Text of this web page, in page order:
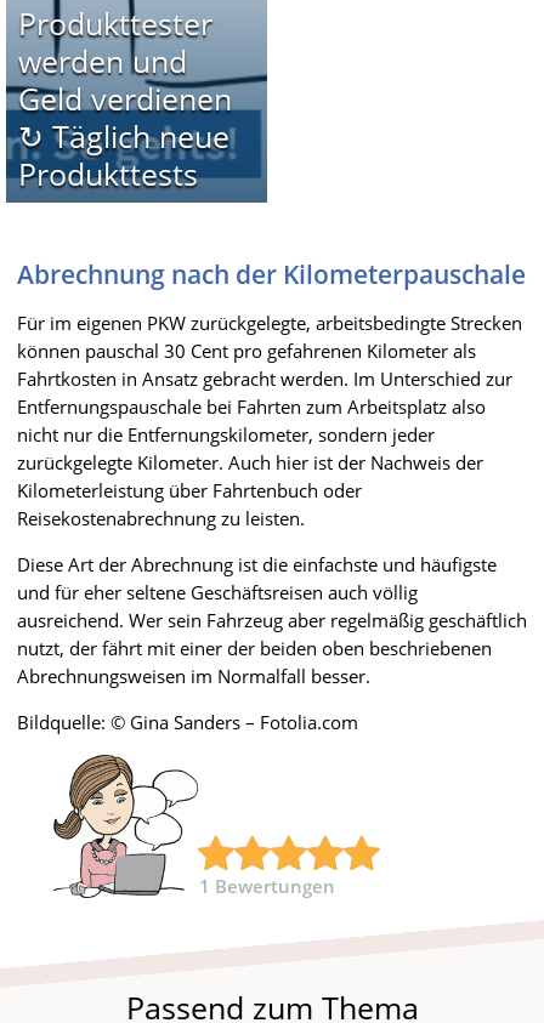
Produkttester
werden und
Geld verdienen
↻ Täglich neue
Produkttests
Abrechnung nach der Kilometerpauschale
Für im eigenen PKW zurückgelegte, arbeitsbedingte Strecken
können pauschal 30 Cent pro gefahrenen Kilometer als
Fahrtkosten in Ansatz gebracht werden. Im Unterschied zur
Entfernungspauschale bei Fahrten zum Arbeitsplatz also
nicht nur die Entfernungskilometer, sondern jeder
zurückgelegte Kilometer. Auch hier ist der Nachweis der
Kilometerleistung über Fahrtenbuch oder
Reisekostenabrechnung zu leisten.
Diese Art der Abrechnung ist die einfachste und häufigste
und für eher seltene Geschäftsreisen auch völlig
ausreichend. Wer sein Fahrzeug aber regelmäßig geschäftlich
nutzt, der fährt mit einer der beiden oben beschriebenen
Abrechnungsweisen im Normalfall besser.
Bildquelle: © Gina Sanders – Fotolia.com
1 Bewertungen
Passend zum Thema